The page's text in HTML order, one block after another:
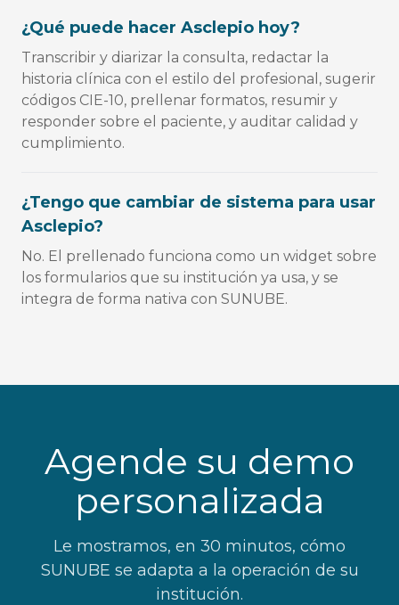
¿Qué puede hacer Asclepio hoy?
Transcribir y diarizar la consulta, redactar la
historia clínica con el estilo del profesional, sugerir
códigos CIE-10, prellenar formatos, resumir y
responder sobre el paciente, y auditar calidad y
cumplimiento.
¿Tengo que cambiar de sistema para usar
Asclepio?
No. El prellenado funciona como un widget sobre
los formularios que su institución ya usa, y se
integra de forma nativa con SUNUBE.
Agende su demo
personalizada
Le mostramos, en 30 minutos, cómo
SUNUBE se adapta a la operación de su
institución.